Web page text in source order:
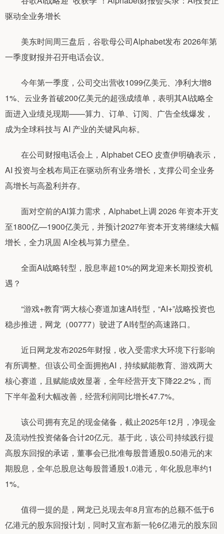
驱动全业务增长
美东时间周三盘后，谷歌母公司Alphabet发布 2026年第
一季度财报并召开电话会议。
今年第一季度，公司交出营收1099亿美元、净利大增8
1%、云业务首破200亿美元的超强成绩单，表明其AI战略全
面进入业绩兑现期——算力、订单、订阅、广告全线爆发，
成为全球科技与 AI 产业的关键风向标。
在公司财报电话会上，Alphabet CEO 皮查伊明确表示，
AI 投资与全栈布局正在驱动所有业务增长，支撑公司全业务
高增长与高盈利并存。
面对空前的AI算力需求，Alphabet上调 2026 年资本开支
至1800亿—1900亿美元，并预计2027年资本开支将继续大幅
增长，全力巩固 AI全栈与算力壁垒。
全面AI战略转型，股息率超10%的网龙迎来长期投资机
遇？
“游戏+教育”两大核心赛道加速AI转型，“AI+”战略投资也
稳步推进，网龙（00777）驶进了AI转型的高速路口。
近日网龙发布2025年财报，收入受需求大环境下行影响
有所调整。但该公司全面拥抱AI，持续赋能教育、游戏两大
核心赛道，且赋能成效显著，全年经营开支下降22.2%，而
下半年盈利大幅改善，经营利润同比增长47.7%。
该公司拥有充足的现金储备，截止2025年12月，净现金
及流动性投资储备合计20亿元。基于此，该公司持续践行提
高股东回报的承诺，董事会已批准每股普通股0.50港元的末
期股息，全年总股息达每股普通股1.0港元，年化股息率约1
1%。
值得一提的是，网龙已兑现去年8月宣布的总额不低于6
亿港元的股东回报计划，同时又宣布新一轮6亿港元的股东回